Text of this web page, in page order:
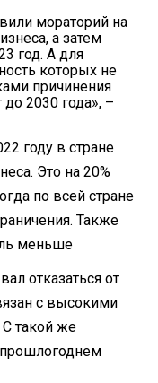
мораторий на
а затем
год. А для
которых не
причинения
2030 года», –
году в стране
Это на 20%
по всей стране
Также
меньше
отказаться от
с высокими
такой же